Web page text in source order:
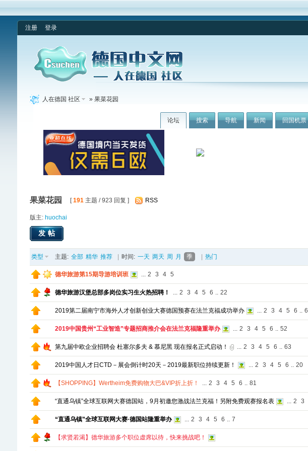
注册 登录
论坛 搜索 导航 新闻 回国机票
人在德国 社区 » 果菜花园
果菜花园 [191主题 / 923 回复 ] RSS
版主: huochai
发帖
类型 主题: 全部 精华 推荐 时间: 一天 两天 周 月 季 热门
德华旅游第15期导游培训班 ... 2 3 4 5
德华旅游汉堡总部多岗位实习生火热招聘！ ... 2 3 4 5 6 .. 22
2019第二届南宁市海外人才创新创业大赛德国预赛在法兰克福成功举办 ... 2 3 4 5 6 ..
2019中国贵州“工业智造”专题招商推介会在法兰克福隆重举办 ... 2 3 4 5 6 .. 52
第九届中欧企业招聘会 杜塞尔多夫 & 慕尼黑 现在报名正式启动！ ... 2 3 4 5 6 .. 63
2019中国人才日CTD－展会倒计时20天－2019最新职位持续更新！ ... 2 3 4 5 6 .. 20
【SHOPPING】Wertheim免费购物大巴&VIP折上折！ ... 2 3 4 5 6 .. 81
“直通乌镇”全球互联网大赛德国站，9月初邀您激战法兰克福！另附免费观赛报名表 ... 2 3
“直通乌镇”全球互联网大赛·德国站隆重举办 ... 2 3 4 5 6 .. 7
【求贤若渴】德华旅游多个职位虚席以待，快来挑战吧！